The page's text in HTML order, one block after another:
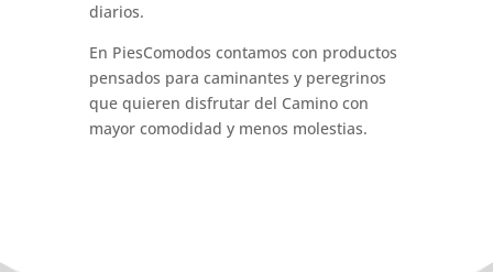
diarios.
En PiesComodos contamos con productos
pensados para caminantes y peregrinos
que quieren disfrutar del Camino con
mayor comodidad y menos molestias.